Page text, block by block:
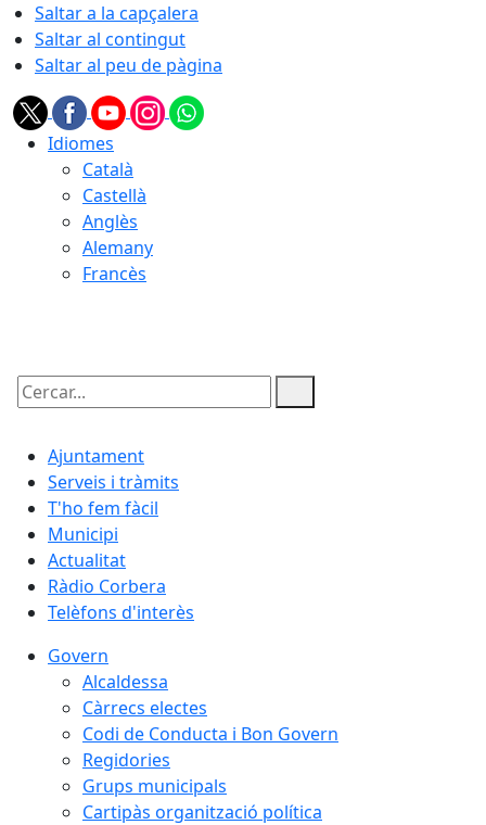
Saltar a la capçalera
Saltar al contingut
Saltar al peu de pàgina
Idiomes
Català
Castellà
Anglès
Alemany
Francès
Cercar:
Ajuntament
Serveis i tràmits
T'ho fem fàcil
Municipi
Actualitat
Ràdio Corbera
Telèfons d'interès
Govern
Alcaldessa
Càrrecs electes
Codi de Conducta i Bon Govern
Regidories
Grups municipals
Cartipàs organització política